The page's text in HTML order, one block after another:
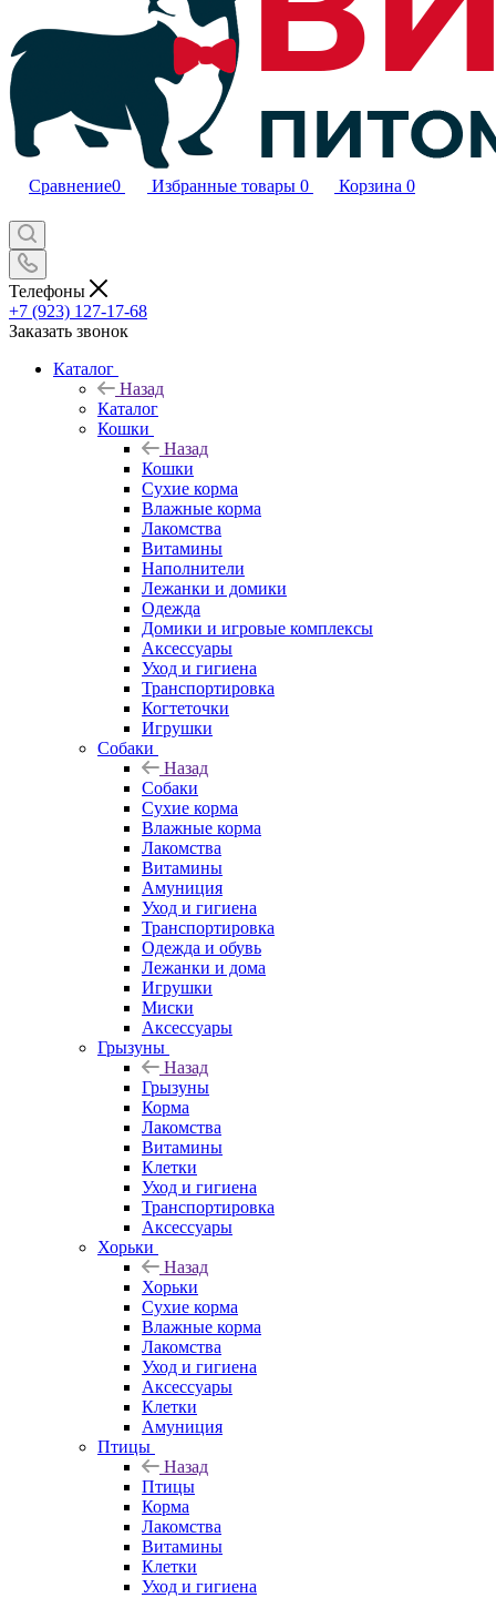
Сравнение0 Избранные товары 0 Корзина 0
Телефоны
+7 (923) 127-17-68
Заказать звонок
Каталог
Назад
Каталог
Кошки
Назад
Кошки
Сухие корма
Влажные корма
Лакомства
Витамины
Наполнители
Лежанки и домики
Одежда
Домики и игровые комплексы
Аксессуары
Уход и гигиена
Транспортировка
Когтеточки
Игрушки
Собаки
Назад
Собаки
Сухие корма
Влажные корма
Лакомства
Витамины
Амуниция
Уход и гигиена
Транспортировка
Одежда и обувь
Лежанки и дома
Игрушки
Миски
Аксессуары
Грызуны
Назад
Грызуны
Корма
Лакомства
Витамины
Клетки
Уход и гигиена
Транспортировка
Аксессуары
Хорьки
Назад
Хорьки
Сухие корма
Влажные корма
Лакомства
Уход и гигиена
Аксессуары
Клетки
Амуниция
Птицы
Назад
Птицы
Корма
Лакомства
Витамины
Клетки
Уход и гигиена